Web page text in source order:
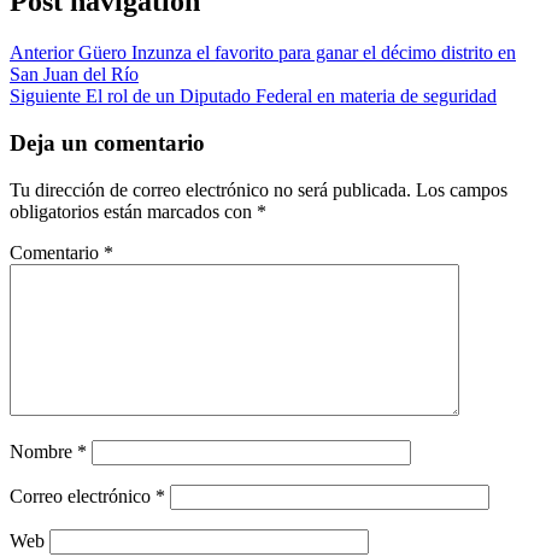
AnteriorGüero Inzunza el favorito para ganar el décimo distrito en
San Juan del Río
Siguiente El rol de un Diputado Federal en materia de seguridad
Deja un comentario
Tu dirección de correo electrónico no será publicada. Los campos
obligatorios están marcados con *
Comentario *
Nombre *
Correo electrónico *
Web